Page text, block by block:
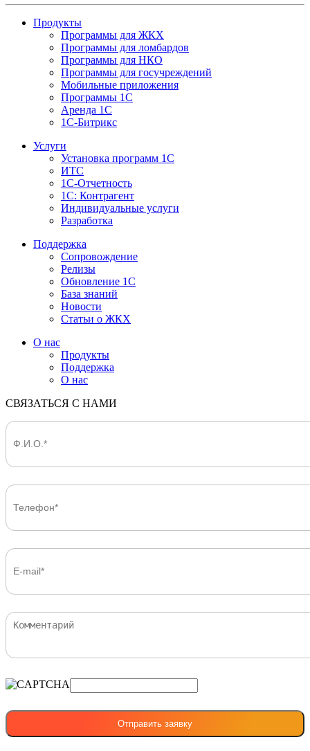
Продукты
Программы для ЖКХ
Программы для ломбардов
Программы для НКО
Программы для госучреждений
Мобильные приложения
Программы 1С
Аренда 1С
1С-Битрикс
Услуги
Установка программ 1С
ИТС
1С-Отчетность
1С: Контрагент
Индивидуальные услуги
Разработка
Поддержка
Сопровождение
Релизы
Обновление 1С
База знаний
Новости
Статьи о ЖКХ
О нас
Продукты
Поддержка
О нас
СВЯЗАТЬСЯ С НАМИ